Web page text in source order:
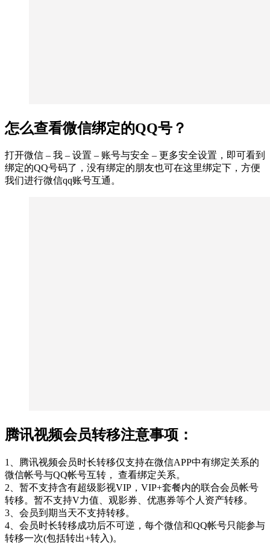
怎么查看微信绑定的QQ号？
打开微信 – 我 – 设置 – 账号与安全 – 更多安全设置，即可看到
绑定的QQ号码了，没有绑定的朋友也可在这里绑定下，方便
我们进行微信qq账号互通。
腾讯视频会员转移注意事项：
1、腾讯视频会员时长转移仅支持在微信APP中有绑定关系的
微信帐号与QQ帐号互转， 查看绑定关系。
2、暂不支持含有超级影视VIP，VIP+套餐内的联合会员帐号
转移。暂不支持V力值、观影券、优惠券等个人资产转移。
3、会员到期当天不支持转移。
4、会员时长转移成功后不可逆，每个微信和QQ帐号只能参与
转移一次(包括转出+转入)。